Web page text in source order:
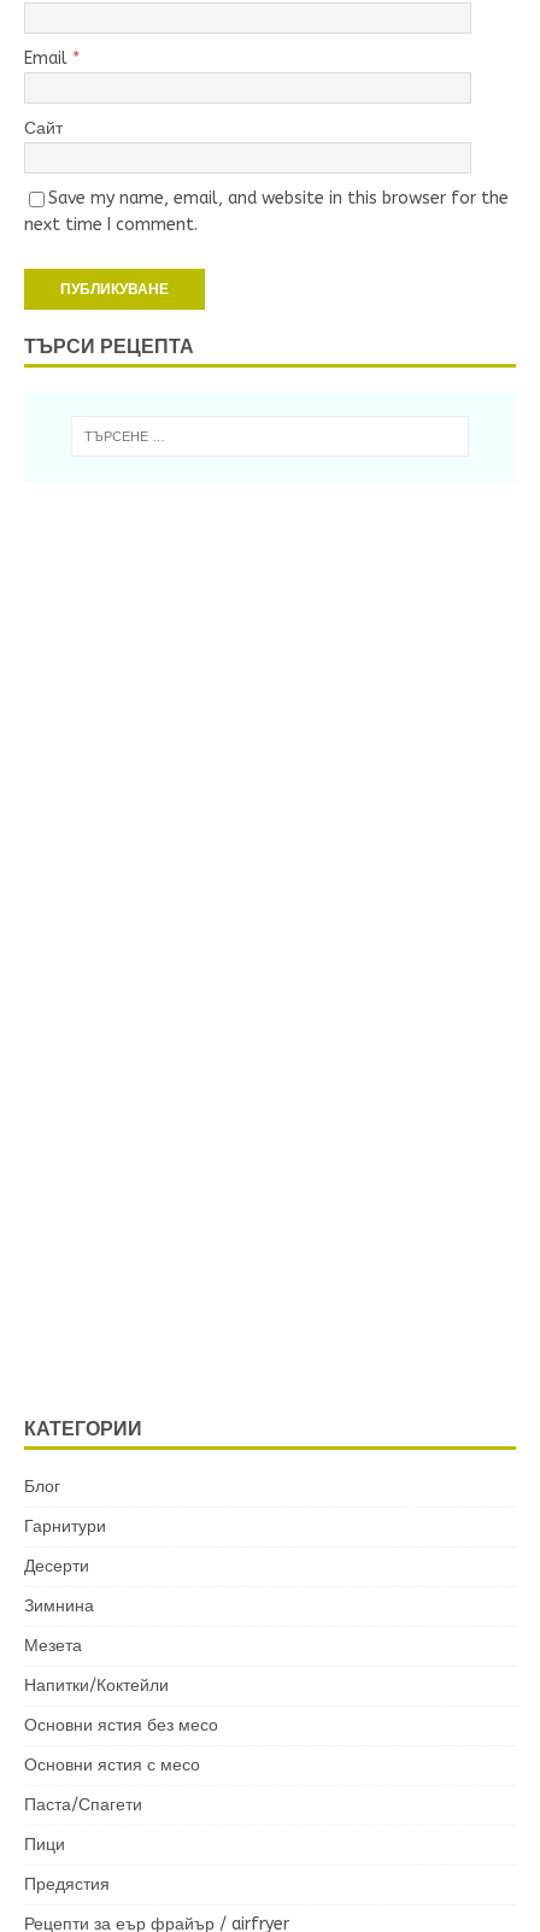
Email *
Сайт
Save my name, email, and website in this browser for the
next time I comment.
ТЪРСИ РЕЦЕПТА
КАТЕГОРИИ
Блог
Гарнитури
Десерти
Зимнина
Мезета
Напитки/Коктейли
Основни ястия без месо
Основни ястия с месо
Паста/Спагети
Пици
Предястия
Рецепти за еър фрайър / airfryer